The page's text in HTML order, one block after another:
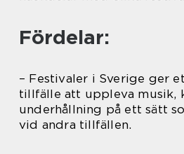
Fördelar:
– Festivaler i Sverige ger
tillfälle att uppleva musik,
underhållning på ett sätt
vid andra tillfällen.